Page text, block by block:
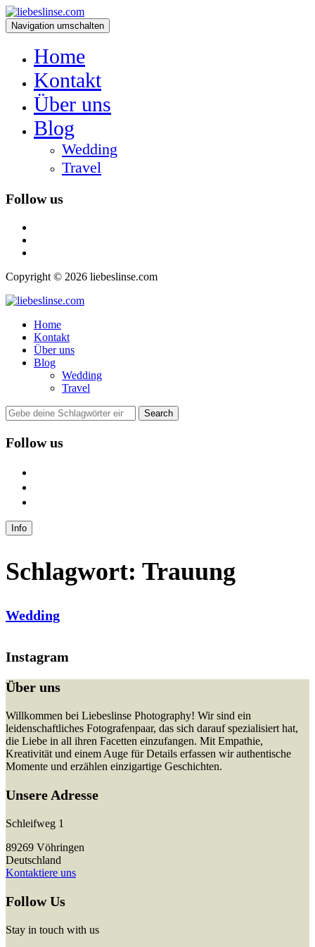
Navigation umschalten
Home
Kontakt
Über uns
Blog
Wedding
Travel
Follow us
Copyright © 2026 liebeslinse.com
Home
Kontakt
Über uns
Blog
Wedding
Travel
Follow us
Info
Schlagwort: Trauung
Wedding
Instagram
Über uns
Willkommen bei Liebeslinse Photography! Wir sind ein
leidenschaftliches Fotografenpaar, das sich darauf spezialisiert hat,
die Liebe in all ihren Facetten einzufangen. Mit Empathie,
Kreativität und einem Auge für Details erfassen wir authentische
Momente und erzählen einzigartige Geschichten.
Unsere Adresse
Schleifweg 1
89269 Vöhringen
Deutschland
Kontaktiere uns
Follow Us
Stay in touch with us